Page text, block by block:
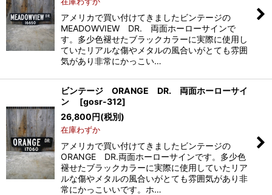
アメリカで買い付けてきましたビンテージの
MEADOWVIEW DR. 両面ホーローサインで
す。多少色褪せたブラックカラーに実際に使用し
ていたリアルな傷やメタルの風合いがとても雰囲
気があり非常にかっこい…
ビンテージ ORANGE DR. 両面ホーローサイ
ン
[gosr-312]
26,800円(税別)
在庫わずか
アメリカで買い付けてきましたビンテージの
ORANGE DR.両面ホーローサインです。多少色
褪せたブラックカラーに実際に使用していたリア
ルな傷やメタルの風合いがとても雰囲気があり非
常にかっこいいです。ホ…